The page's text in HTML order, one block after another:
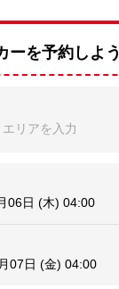
ーを予約しよう
リアを入力
06日 (木) 04:00
07日 (金) 04:00